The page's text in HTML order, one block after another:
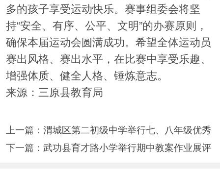
多的孩子享受运动快乐。赛事组委会将坚
持“安全、有序、公平、文明”的办赛原则，
确保本届运动会圆满成功。希望全体运动员
赛出风格、赛出水平，在比赛中享受乐趣、
增强体质、健全人格、锤炼意志。
来源：三原县教育局
上一篇： 渭城区第二初级中学举行七、八年级优秀
下一篇： 武功县育才路小学举行期中教案作业展评